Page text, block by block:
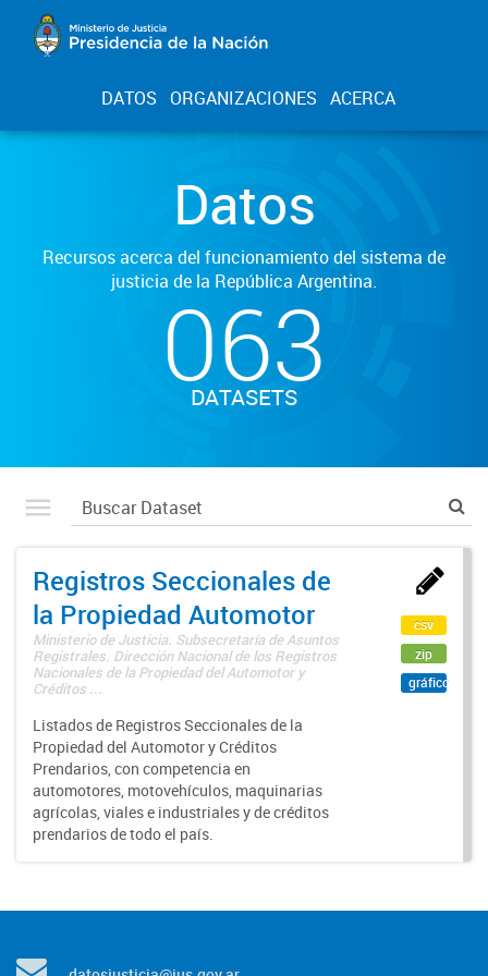
DATOS ORGANIZACIONES ACERCA
Datos
Recursos acerca del funcionamiento del sistema de
justicia de la República Argentina.
063
DATASETS
Registros Seccionales de
la Propiedad Automotor
Ministerio de Justicia. Subsecretaría de Asuntos
Registrales. Dirección Nacional de los Registros
Nacionales de la Propiedad del Automotor y
Créditos ...
Listados de Registros Seccionales de la
Propiedad del Automotor y Créditos
Prendarios, con competencia en
automotores, motovehículos, maquinarias
agrícolas, viales e industriales y de créditos
prendarios de todo el país.
csv
zip
gráfico